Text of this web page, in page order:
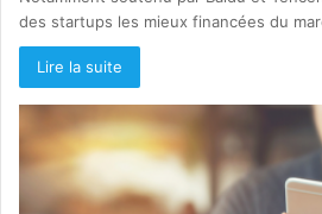
des startups les mieux financées du
Lire la suite